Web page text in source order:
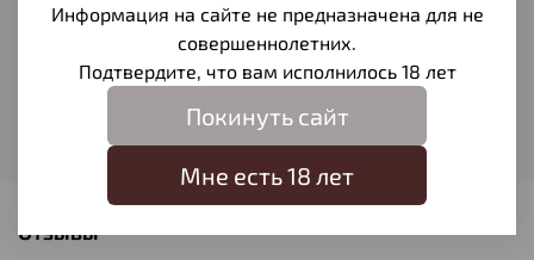
Оружейная сталь
Пластик
A400 Novator
Отзывы
Информация на сайте не предназначена для не
совершеннолетних.
Подтвердите, что вам исполнилось 18 лет
Покинуть сайт
Мне есть 18 лет